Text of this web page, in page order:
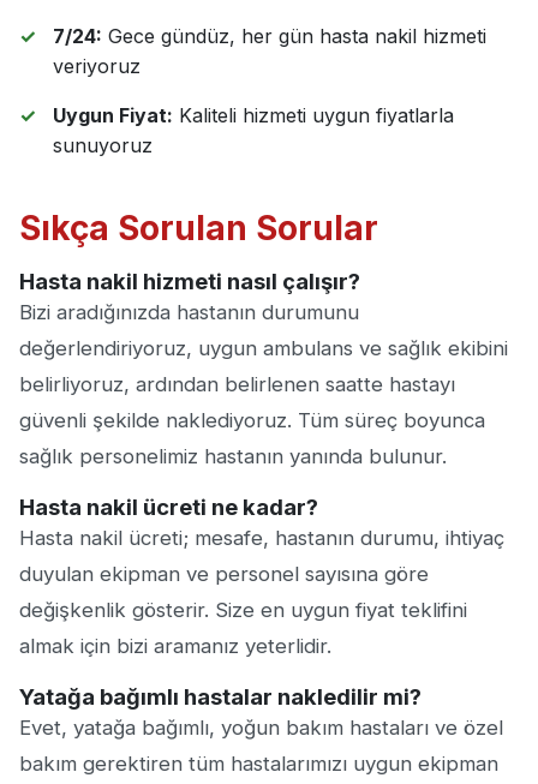
7/24: Gece gündüz, her gün hasta nakil hizmeti
veriyoruz
Uygun Fiyat: Kaliteli hizmeti uygun fiyatlarla
sunuyoruz
Sıkça Sorulan Sorular
Hasta nakil hizmeti nasıl çalışır?
Bizi aradığınızda hastanın durumunu
değerlendiriyoruz, uygun ambulans ve sağlık ekibini
belirliyoruz, ardından belirlenen saatte hastayı
güvenli şekilde naklediyoruz. Tüm süreç boyunca
sağlık personelimiz hastanın yanında bulunur.
Hasta nakil ücreti ne kadar?
Hasta nakil ücreti; mesafe, hastanın durumu, ihtiyaç
duyulan ekipman ve personel sayısına göre
değişkenlik gösterir. Size en uygun fiyat teklifini
almak için bizi aramanız yeterlidir.
Yatağa bağımlı hastalar nakledilir mi?
Evet, yatağa bağımlı, yoğun bakım hastaları ve özel
bakım gerektiren tüm hastalarımızı uygun ekipman